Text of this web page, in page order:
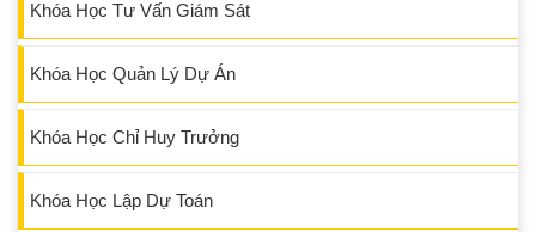
Khóa Học Tư Vấn Giám Sát
Khóa Học Quản Lý Dự Án
Khóa Học Chỉ Huy Trưởng
Khóa Học Lập Dự Toán